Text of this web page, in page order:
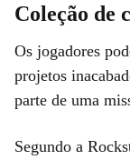
Coleção de
Os jogadores
projetos
parte de uma
Segundo a